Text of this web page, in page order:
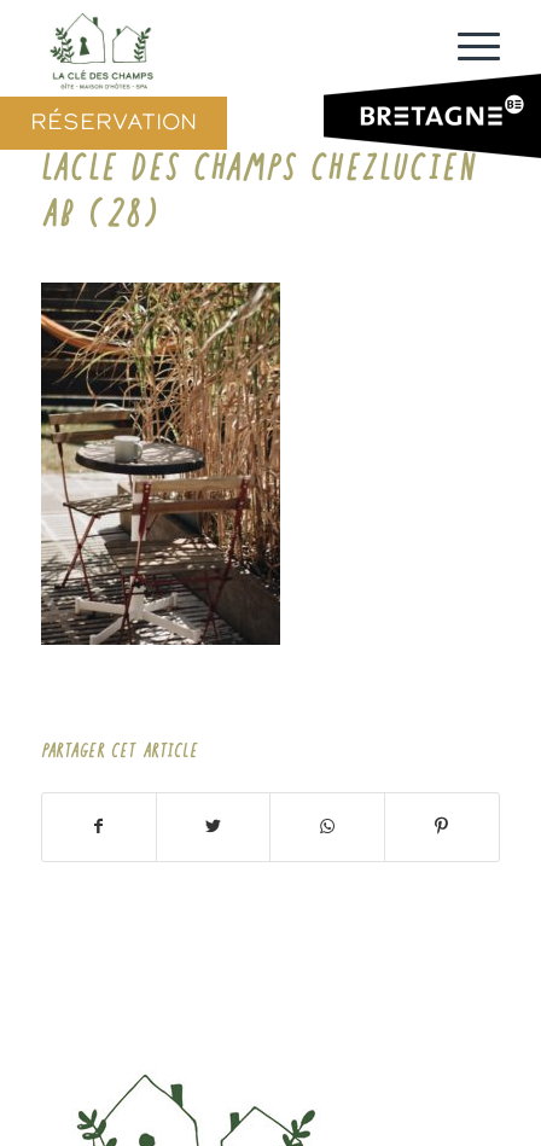
RÉSERVATION
LACLE DES CHAMPS CHEZLUCIEN
AB (28)
PARTAGER CET ARTICLE